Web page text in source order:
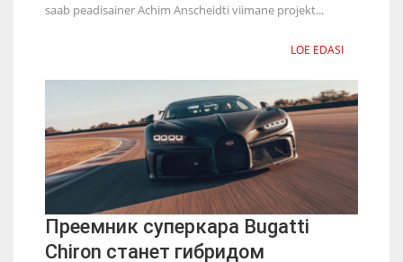
saab peadisainer Achim Anscheidti viimane projekt...
LOE EDASI
Преемник суперкара Bugatti
Chiron станет гибридом